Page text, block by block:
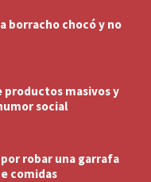
borracho chocó y no
productos masivos y
social
robar una garrafa
comidas